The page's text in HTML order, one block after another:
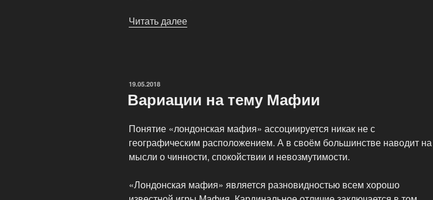
Читать далее
ОПУБЛИКОВАНО
19.05.2018
Вариации на тему Мафии
Понятие «лондонская мафия» ассоциируется никак не с
географическим расположением. А в своём большинстве наводит на
мысли о чинности, спокойствии и невозмутимости.
«Лондонская мафия» является разновидностью всем хорошо